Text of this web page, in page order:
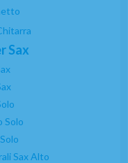
Sax
Solo
Sax Alto